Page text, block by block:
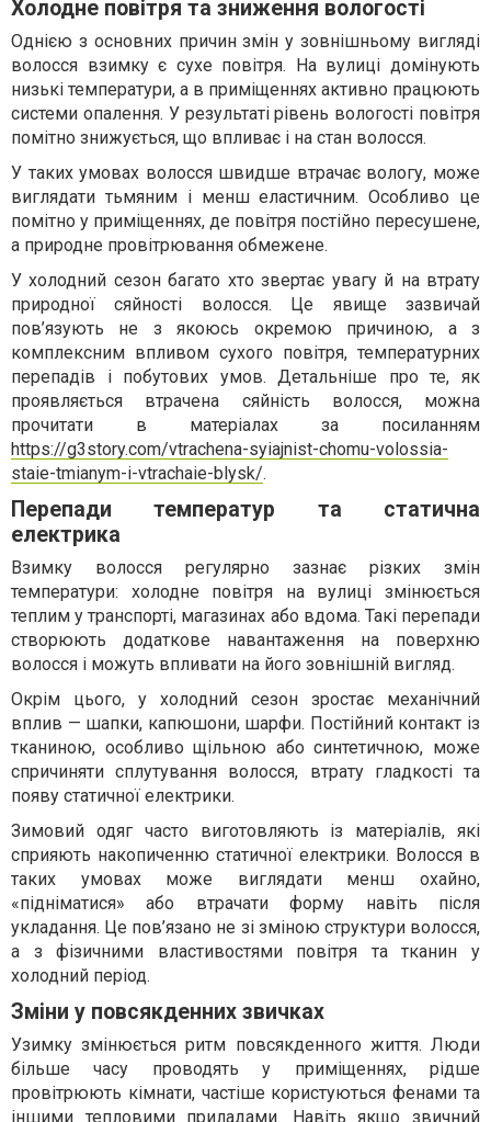
Холодне повітря та зниження вологості
Однією з основних причин змін у зовнішньому вигляді
волосся взимку є сухе повітря. На вулиці домінують
низькі температури, а в приміщеннях активно працюють
системи опалення. У результаті рівень вологості повітря
помітно знижується, що впливає і на стан волосся.
У таких умовах волосся швидше втрачає вологу, може
виглядати тьмяним і менш еластичним. Особливо це
помітно у приміщеннях, де повітря постійно пересушене,
а природне провітрювання обмежене.
У холодний сезон багато хто звертає увагу й на втрату
природної сяйності волосся. Це явище зазвичай
пов’язують не з якоюсь окремою причиною, а з
комплексним впливом сухого повітря, температурних
перепадів і побутових умов. Детальніше про те, як
проявляється втрачена сяйність волосся, можна
прочитати в матеріалах за посиланням
https://g3story.com/vtrachena-syiajnist-chomu-volossia-
staie-tmianym-i-vtrachaie-blysk/.
Перепади температур та cтатична
електрика
Взимку волосся регулярно зазнає різких змін
температури: холодне повітря на вулиці змінюється
теплим у транспорті, магазинах або вдома. Такі перепади
створюють додаткове навантаження на поверхню
волосся і можуть впливати на його зовнішній вигляд.
Окрім цього, у холодний сезон зростає механічний
вплив — шапки, капюшони, шарфи. Постійний контакт із
тканиною, особливо щільною або синтетичною, може
спричиняти сплутування волосся, втрату гладкості та
появу статичної електрики.
Зимовий одяг часто виготовляють із матеріалів, які
сприяють накопиченню статичної електрики. Волосся в
таких умовах може виглядати менш охайно,
«підніматися» або втрачати форму навіть після
укладання. Це пов’язано не зі зміною структури волосся,
а з фізичними властивостями повітря та тканин у
холодний період.
Зміни у повсякденних звичках
Узимку змінюється ритм повсякденного життя. Люди
більше часу проводять у приміщеннях, рідше
провітрюють кімнати, частіше користуються фенами та
іншими тепловими приладами. Навіть якщо звичний